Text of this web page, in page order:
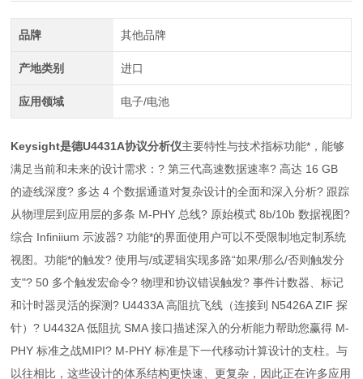
品牌 其他品牌
产地类别 进口
应用领域 电子/电池
Keysight是德U4431A协议分析仪主要特性与技术指标功能*，能够
满足当前和未来的设计需求：? 第三代高速数据速率? 高达 16 GB
的迹线深度? 多达 4 个数据通道对复杂设计的全面和深入分析? 跟踪
从物理层到应用层的多条 M-PHY 总线? 原始模式 8b/10b 数据视图?
综合 Infiniium 示波器? 功能*的界面使用户可以不受限制地定制系统
视图。功能*的触发? 使用与/或逻辑实现多路“如果/那么/否则触发分
支"? 50 多个触发宏命令? 物理和协议错误触发? 事件计数器、标记
和计时器灵活的探测? U4433A 高阻抗飞线（连接到 N5426A ZIF 探
针）? U4432A 低阻抗 SMA 接口描述深入的分析能力帮助您赢得 M-
PHY 标准之战MIPI? M-PHY 标准是下一代移动计算设计的支柱。与
以往相比，这些设计的体系结构更快速、更复杂，因此正在许多应用